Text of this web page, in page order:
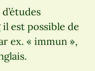
il est possible de
ex. « immun »,